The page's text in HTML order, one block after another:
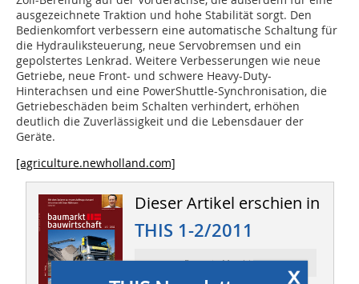
ausgezeichnete Traktion und hohe Stabilität sorgt. Den
Bedienkomfort verbessern eine automatische Schaltung für
die Hydrauliksteuerung, neue Servobremsen und ein
gepolstertes Lenkrad. Weitere Verbesserungen wie neue
Getriebe, neue Front- und schwere Heavy-Duty-
Hinterachsen und eine PowerShuttle-Synchronisation, die
Getriebeschäden beim Schalten verhindert, erhöhen
deutlich die Zuverlässigkeit und die Lebensdauer der
Geräte.
[agriculture.newholland.com]
Dieser Artikel erschien in
THIS 1-2/2011
Ressort: Maschinen x